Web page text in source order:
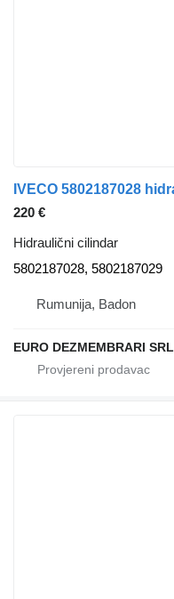
220 €
Hidraulični cilindar
5802187028, 5802187029
Rumunija, Badon
EURO DEZMEMBRARI SRL